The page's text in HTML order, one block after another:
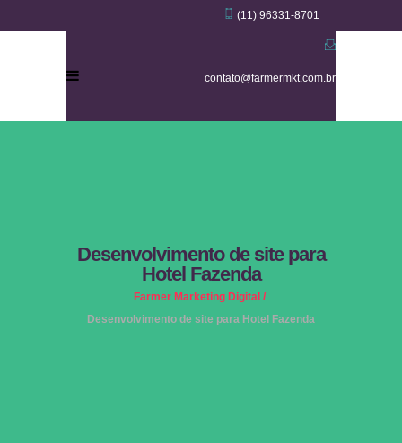
(11) 96331-8701
contato@farmermkt.com.br
Desenvolvimento de site para
Hotel Fazenda
Farmer Marketing Digital /
Desenvolvimento de site para Hotel Fazenda